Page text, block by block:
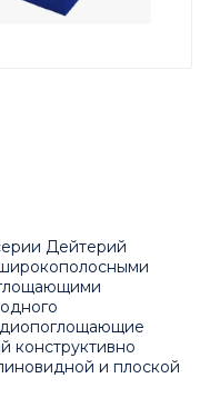
Дейтерий
конструктивно
и плоской